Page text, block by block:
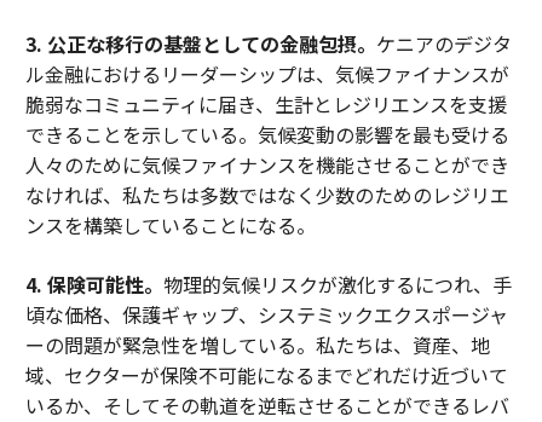
3. 公正な移行の基盤としての金融包摂。 ケニアのデジタ
ル金融におけるリーダーシップは、気候ファイナンスが
脆弱なコミュニティに届き、生計とレジリエンスを支援
できることを示している。気候変動の影響を最も受ける
人々のために気候ファイナンスを機能させることができ
なければ、私たちは多数ではなく少数のためのレジリエ
ンスを構築していることになる。
4. 保険可能性。 物理的気候リスクが激化するにつれ、手
頃な価格、保護ギャップ、システミックエクスポージャ
ーの問題が緊急性を増している。私たちは、資産、地
域、セクターが保険不可能になるまでどれだけ近づいて
いるか、そしてその軌道を逆転させることができるレバ